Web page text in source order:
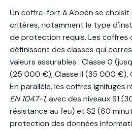
Un coffre-fort à Aboën se choisit
critères, notamment le type
de protection requis. Les coffres
définissent des classes qui
valeurs assurables : Classe 0
(25 000 €), Classe II (35 000 €),
En parallèle, les coffres ignifuges
EN 1047-1, avec des niveaux S1
résistance au feu) et S2 (60
protection des données